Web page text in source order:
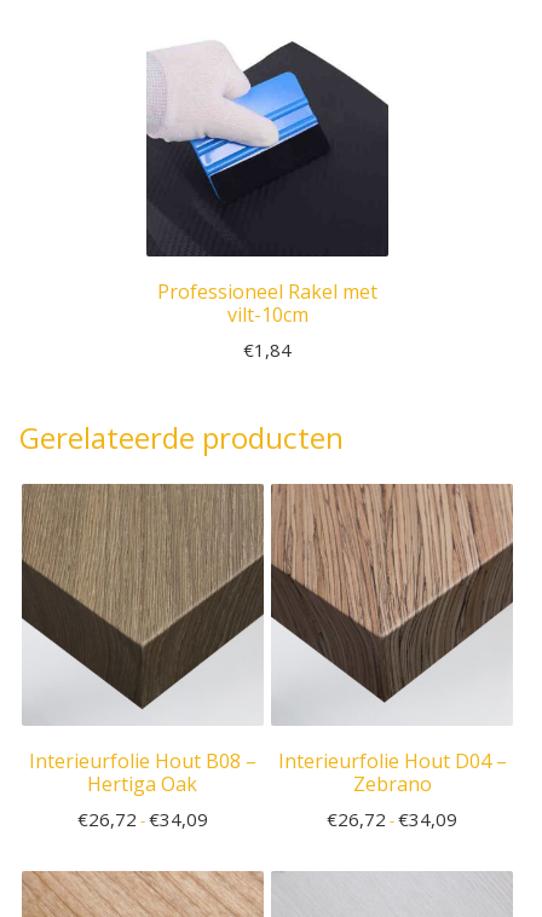
Professioneel Rakel met
vilt-10cm
€1,84
Gerelateerde producten
Interieurfolie Hout B08 –
Hertiga Oak
€26,72 -€34,09
Interieurfolie Hout D04 –
Zebrano
€26,72 -€34,09